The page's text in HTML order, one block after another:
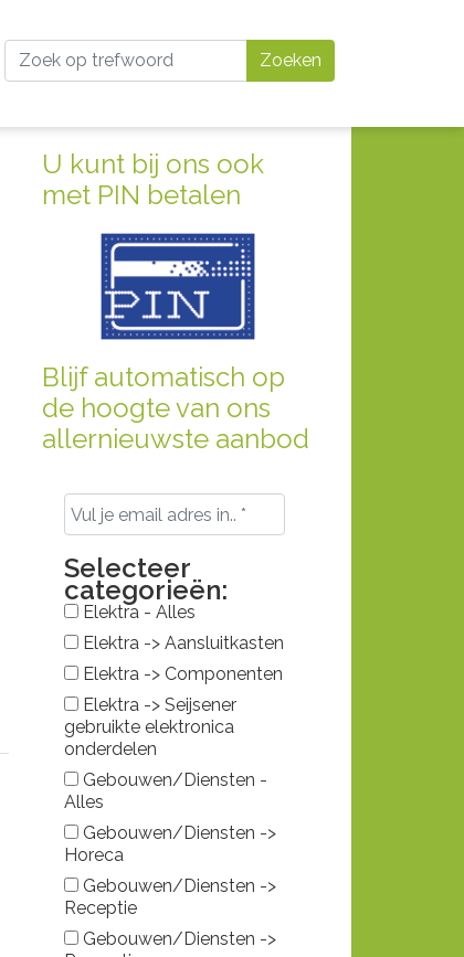
Zoeken
U kunt bij ons ook
met PIN betalen
Blijf automatisch op
de hoogte van ons
allernieuwste aanbod
Selecteer
categorieën:
Elektra - Alles
Elektra -> Aansluitkasten
Elektra -> Componenten
Elektra -> Seijsener
gebruikte elektronica
onderdelen
Gebouwen/Diensten -
Alles
Gebouwen/Diensten ->
Horeca
Gebouwen/Diensten ->
Receptie
Gebouwen/Diensten ->